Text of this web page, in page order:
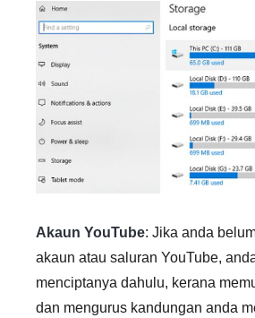
Akaun YouTube: Jika anda
akaun atau saluran YouTube,
menciptanya dahulu, kerana
dan mengurus kandungan anda